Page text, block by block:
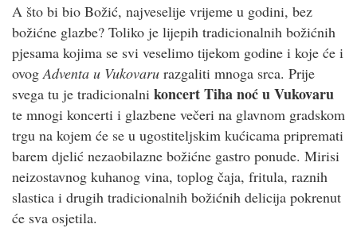
A što bi bio Božić, najveselije vrijeme u godini, bez
božićne glazbe? Toliko je lijepih tradicionalnih božićnih
pjesama kojima se svi veselimo tijekom godine i koje će i
ovog Adventa u Vukovaru razgaliti mnoga srca. Prije
svega tu je tradicionalni koncert Tiha noć u Vukovaru
te mnogi koncerti i glazbene večeri na glavnom gradskom
trgu na kojem će se u ugostiteljskim kućicama pripremati
barem djelić nezaobilazne božićne gastro ponude. Mirisi
neizostavnog kuhanog vina, toplog čaja, fritula, raznih
slastica i drugih tradicionalnih božićnih delicija pokrenut
će sva osjetila.